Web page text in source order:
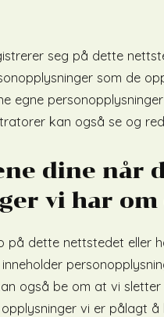
seg på dette
som de
egne
kan også se og
dine når
vi har om
på dette nettstedet eller
også be om at vi
vi er pålagt å